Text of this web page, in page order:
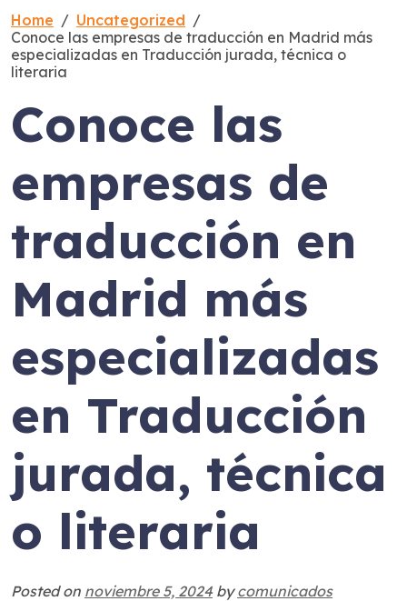
Home
Uncategorized
Conoce las empresas de traducción en Madrid más
especializadas en Traducción jurada, técnica o
literaria
Conoce las
empresas de
traducción en
Madrid más
especializadas
en Traducción
jurada, técnica
o literaria
Posted on noviembre 5, 2024bycomunicados